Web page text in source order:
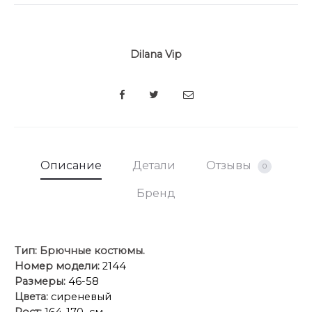
Dilana Vip
SHARE
Описание Детали Отзывы 0
Бренд
Тип: Брючные костюмы.
Номер модели: 2144
Размеры: 46-58
Цвета: сиреневый